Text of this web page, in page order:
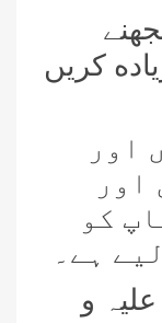
کریں
اور
اور
کو
ہے۔
و